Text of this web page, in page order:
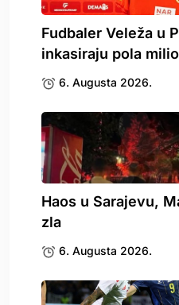
Fudbaler Veleža u
inkasiraju pola
6. Augusta 2026.
Haos u Sarajevu,
zla
6. Augusta 2026.